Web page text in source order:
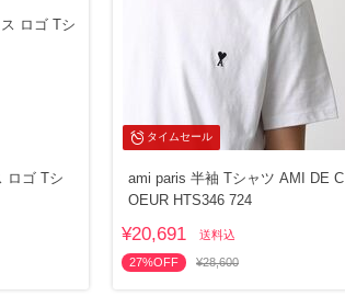
ロゴ Tシ
タイムセール
ami paris 半袖 Tシャツ AMI DE C
OEUR HTS346 724
¥20,691 送料込
27%OFF ¥28,600